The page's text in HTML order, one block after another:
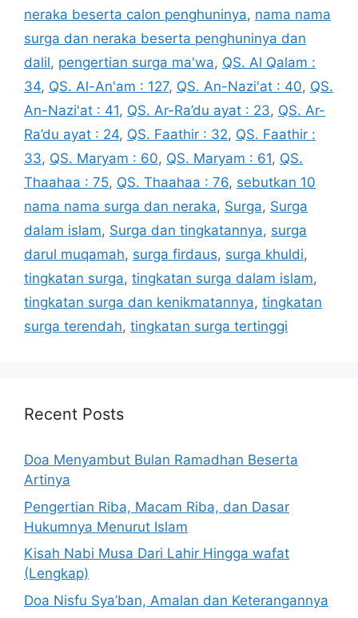
neraka beserta calon penghuninya, nama nama
surga dan neraka beserta penghuninya dan
dalil, pengertian surga ma'wa, QS. Al Qalam :
34, QS. Al-An'am : 127, QS. An-Nazi'at : 40, QS.
An-Nazi'at : 41, QS. Ar-Ra’du ayat : 23, QS. Ar-
Ra’du ayat : 24, QS. Faathir : 32, QS. Faathir :
33, QS. Maryam : 60, QS. Maryam : 61, QS.
Thaahaa : 75, QS. Thaahaa : 76, sebutkan 10
nama nama surga dan neraka, Surga, Surga
dalam islam, Surga dan tingkatannya, surga
darul muqamah, surga firdaus, surga khuldi,
tingkatan surga, tingkatan surga dalam islam,
tingkatan surga dan kenikmatannya, tingkatan
surga terendah, tingkatan surga tertinggi
Recent Posts
Doa Menyambut Bulan Ramadhan Beserta
Artinya
Pengertian Riba, Macam Riba, dan Dasar
Hukumnya Menurut Islam
Kisah Nabi Musa Dari Lahir Hingga wafat
(Lengkap)
Doa Nisfu Sya’ban, Amalan dan Keterangannya